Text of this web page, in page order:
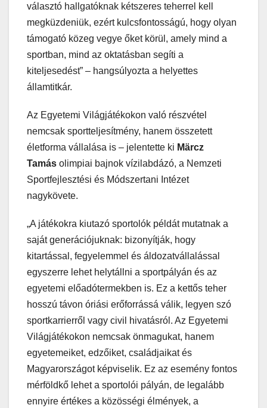
választó hallgatóknak kétszeres teherrel kell
megküzdeniük, ezért kulcsfontosságú, hogy olyan
támogató közeg vegye őket körül, amely mind a
sportban, mind az oktatásban segíti a
kiteljesedést” – hangsúlyozta a helyettes
államtitkár.
Az Egyetemi Világjátékokon való részvétel
nemcsak sportteljesítmény, hanem összetett
életforma vállalása is – jelentette ki Märcz
Tamás olimpiai bajnok vízilabdázó, a Nemzeti
Sportfejlesztési és Módszertani Intézet
nagykövete.
„A játékokra kiutazó sportolók példát mutatnak a
saját generációjuknak: bizonyítják, hogy
kitartással, fegyelemmel és áldozatvállalással
egyszerre lehet helytállni a sportpályán és az
egyetemi előadótermekben is. Ez a kettős teher
hosszú távon óriási erőforrássá válik, legyen szó
sportkarrierről vagy civil hivatásról. Az Egyetemi
Világjátékokon nemcsak önmagukat, hanem
egyetemeiket, edzőiket, családjaikat és
Magyarországot képviselik. Ez az esemény fontos
mérföldkő lehet a sportolói pályán, de legalább
ennyire értékes a közösségi élmények, a